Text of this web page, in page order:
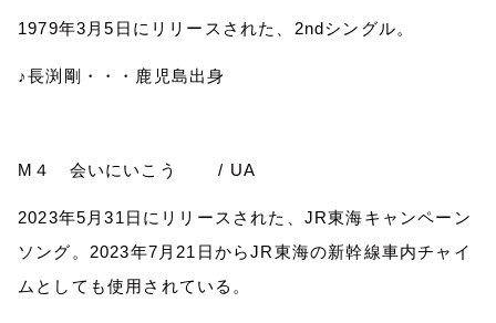
1979年3 月5 日にリリースされた、 2ndシングル。
♪長渕剛・・・鹿児島出身
M ４ 会いにいこう / UA
2023年5 月31 日にリリースされた、 JR東海キャンペーン
ソング。 2023年7 月 21 日からJR東海の新幹線車内チャイ
ムとしても使用されている。